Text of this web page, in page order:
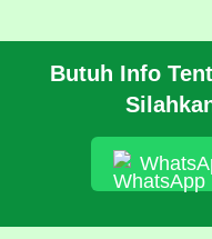
Butuh Info
CARA PESAN
HUBUNGI KAMI
Pembangunan Wall Climbing
© 2026 https://